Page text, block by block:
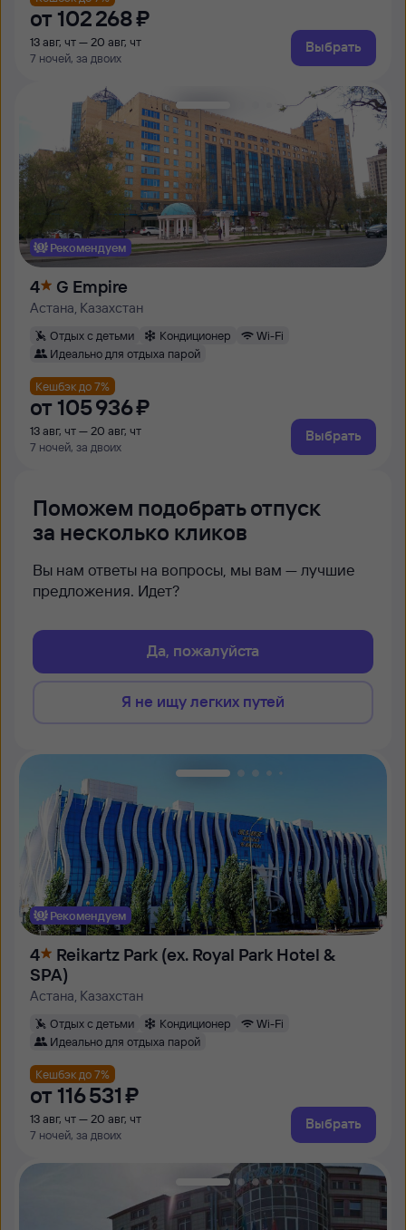
от 102 ⁠268 ⁠₽
13 авг, чт — 20 авг, чт
7 ночей, за двоих
Выбрать
Рекомендуем
4 G Empire
Астана, Казахстан
Отдых с детьми Кондиционер
Wi-Fi
Идеально для отдыха парой
Кешбэк до 7%
от 105 ⁠936 ⁠₽
13 авг, чт — 20 авг, чт
7 ночей, за двоих
Выбрать
Поможем подобрать отпуск
за несколько кликов
Вы нам ответы на вопросы, мы вам — лучшие
предложения. Идет?
Да, пожалуйста
Я не ищу легких путей
Рекомендуем
4
Reikartz Park (ex. Royal Park Hotel &
SPA)
Астана, Казахстан
Отдых с детьми Кондиционер
Wi-Fi
Идеально для отдыха парой
Кешбэк до 7%
от 116 ⁠531 ⁠₽
13 авг, чт — 20 авг, чт
7 ночей, за двоих
Выбрать